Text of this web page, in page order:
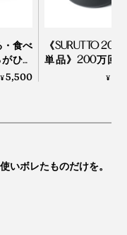
・食べ
ひと
器 兼
¥5,500
《SURUTTO
単品》200万回
摩耗性試験をク
¥
いボレたものだけを。